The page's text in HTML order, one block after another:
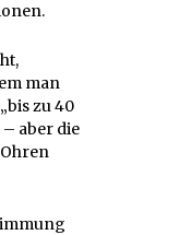
man
zu 40
aber die